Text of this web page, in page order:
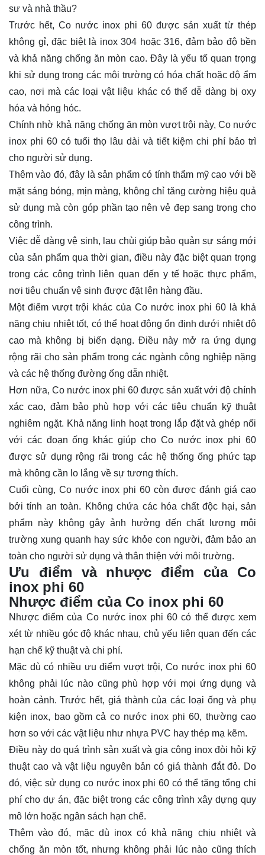
sư và nhà thầu?
Trước hết, Co nước inox phi 60 được sản xuất từ thép
không gỉ, đặc biệt là inox 304 hoặc 316, đảm bảo độ bền
và khả năng chống ăn mòn cao. Đây là yếu tố quan trọng
khi sử dụng trong các môi trường có hóa chất hoặc độ ẩm
cao, nơi mà các loại vật liệu khác có thể dễ dàng bị oxy
hóa và hỏng hóc.
Chính nhờ khả năng chống ăn mòn vượt trội này, Co nước
inox phi 60 có tuổi thọ lâu dài và tiết kiệm chi phí bảo trì
cho người sử dụng.
Thêm vào đó, đây là sản phẩm có tính thẩm mỹ cao với bề
mặt sáng bóng, mịn màng, không chỉ tăng cường hiệu quả
sử dụng mà còn góp phần tạo nên vẻ đẹp sang trọng cho
công trình.
Việc dễ dàng vệ sinh, lau chùi giúp bảo quản sự sáng mới
của sản phẩm qua thời gian, điều này đặc biệt quan trọng
trong các công trình liên quan đến y tế hoặc thực phẩm,
nơi tiêu chuẩn vệ sinh được đặt lên hàng đầu.
Một điểm vượt trội khác của Co nước inox phi 60 là khả
năng chịu nhiệt tốt, có thể hoạt động ổn định dưới nhiệt độ
cao mà không bị biến dạng. Điều này mở ra ứng dụng
rộng rãi cho sản phẩm trong các ngành công nghiệp nặng
và các hệ thống đường ống dẫn nhiệt.
Hơn nữa, Co nước inox phi 60 được sản xuất với độ chính
xác cao, đảm bảo phù hợp với các tiêu chuẩn kỹ thuật
nghiêm ngặt. Khả năng linh hoạt trong lắp đặt và ghép nối
với các đoạn ống khác giúp cho Co nước inox phi 60
được sử dụng rộng rãi trong các hệ thống ống phức tạp
mà không cần lo lắng về sự tương thích.
Cuối cùng, Co nước inox phi 60 còn được đánh giá cao
bởi tính an toàn. Không chứa các hóa chất độc hại, sản
phẩm này không gây ảnh hưởng đến chất lượng môi
trường xung quanh hay sức khỏe con người, đảm bảo an
toàn cho người sử dụng và thân thiện với môi trường.
Ưu điểm và nhược điểm của Co
inox phi 60
Nhược điểm của Co inox phi 60
Nhược điểm của Co nước inox phi 60 có thể được xem
xét từ nhiều góc độ khác nhau, chủ yếu liên quan đến các
hạn chế kỹ thuật và chi phí.
Mặc dù có nhiều ưu điểm vượt trội, Co nước inox phi 60
không phải lúc nào cũng phù hợp với mọi ứng dụng và
hoàn cảnh. Trước hết, giá thành của các loại ống và phụ
kiện inox, bao gồm cả co nước inox phi 60, thường cao
hơn so với các vật liệu như nhựa PVC hay thép mạ kẽm.
Điều này do quá trình sản xuất và gia công inox đòi hỏi kỹ
thuật cao và vật liệu nguyên bản có giá thành đắt đỏ. Do
đó, việc sử dụng co nước inox phi 60 có thể tăng tổng chi
phí cho dự án, đặc biệt trong các công trình xây dựng quy
mô lớn hoặc ngân sách hạn chế.
Thêm vào đó, mặc dù inox có khả năng chịu nhiệt và
chống ăn mòn tốt, nhưng không phải lúc nào cũng thích